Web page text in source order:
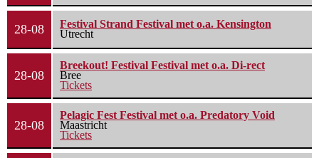
28-08
Festival Strand Festival met o.a. Kensington
Utrecht
28-08
Breekout! Festival Festival met o.a. Di-rect
Bree
Tickets
28-08
Pelagic Fest Festival met o.a. Predatory Void
Maastricht
Tickets